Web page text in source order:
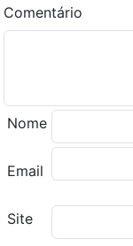
Comentário
Nome
Email
Site